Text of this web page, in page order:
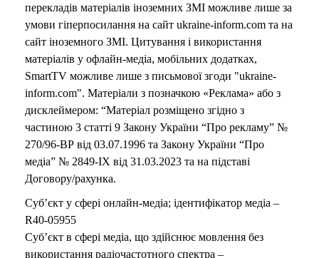
перекладів матеріалів іноземних ЗМІ можливе лише за
умови гіперпосилання на сайт ukraine-inform.com та на
сайт іноземного ЗМІ. Цитування і використання
матеріалів у офлайн-медіа, мобільних додатках,
SmartTV можливе лише з письмової згоди "ukraine-
inform.com". Матеріали з позначкою «Реклама» або з
дисклеймером: “Матеріал розміщено згідно з
частиною 3 статті 9 Закону України “Про рекламу” №
270/96-ВР від 03.07.1996 та Закону України “Про
медіа” № 2849-IX від 31.03.2023 та на підставі
Договору/рахунка.
Суб’єкт у сфері онлайн-медіа; ідентифікатор медіа –
R40-05955
Суб’єкт в сфері медіа, що здійснює мовлення без
використання радіочастотного спектра –